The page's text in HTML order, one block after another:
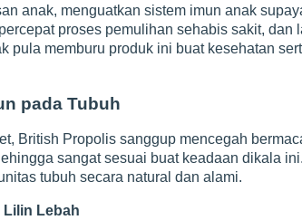
anak, menguatkan sistem imun anak
proses pemulihan sehabis sakit, dan
pula memburu produk ini buat kesehatan
pada Tubuh
British Propolis sanggup mencegah
sangat sesuai buat keadaan dikala
tubuh secara natural dan alami.
Lebah